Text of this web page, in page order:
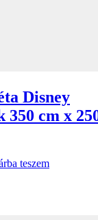
Disney
350 cm x
teszem